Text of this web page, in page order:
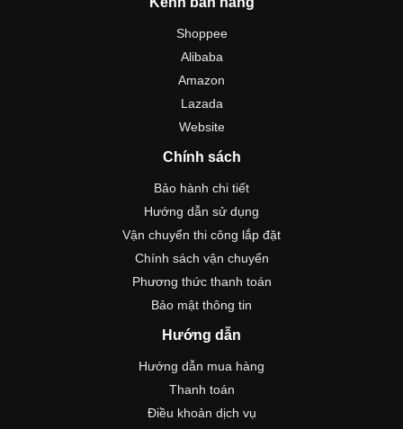
Shoppee
Alibaba
Amazon
Lazada
Website
Chính sách
Bảo hành chi tiết
Hướng dẫn sử dụng
Vận chuyển thi công lắp đặt
Chính sách vận chuyển
Phương thức thanh toán
Bảo mật thông tin
Hướng dẫn
Hướng dẫn mua hàng
Thanh toán
Điều khoản dịch vụ